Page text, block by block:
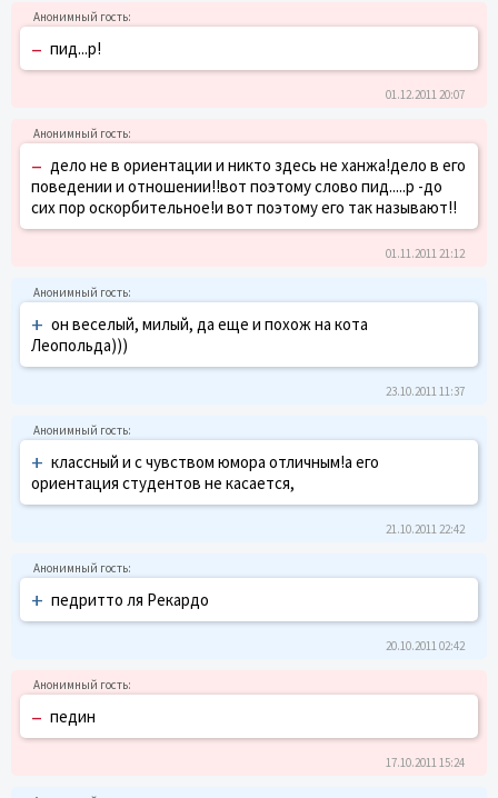
– пид...р!
01.12.2011 20:07
– дело не в ориентации и никто здесь не ханжа!дело в его
поведении и отношении!!вот поэтому слово пид.....р -до
сих пор оскорбительное!и вот поэтому его так называют!!
01.11.2011 21:12
+ он веселый, милый, да еще и похож на кота
Леопольда)))
23.10.2011 11:37
+ классный и с чувством юмора отличным!а его
ориентация студентов не касается,
21.10.2011 22:42
+ педритто ля Рекардо
20.10.2011 02:42
– педин
17.10.2011 15:24